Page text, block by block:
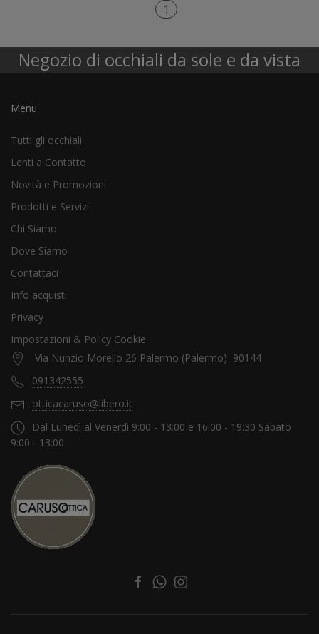
1
Negozio di occhiali da sole e da vista
Menu
Tutti gli occhiali
Lenti a Contatto
Novità e Promozioni
Prodotti e Servizi
Chi Siamo
Dove Siamo
Contattaci
Info acquisti
Privacy
Impostazioni & Policy Cookie
Via Nunzio Morello 26 Palermo (Palermo) 90144
091342555
otticacaruso@libero.it
Dal Lunedì al Venerdì 9:00 - 13:00 e 16:00 - 19:30 Sabato
9:00 - 13:00